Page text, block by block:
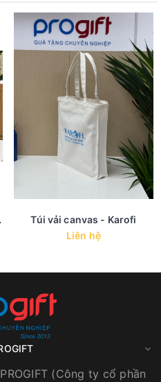
Túi vải canvas - Karofi
Liên hệ
(Công ty cổ phần